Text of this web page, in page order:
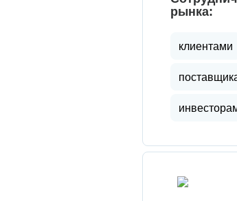
рынка:
клиентами